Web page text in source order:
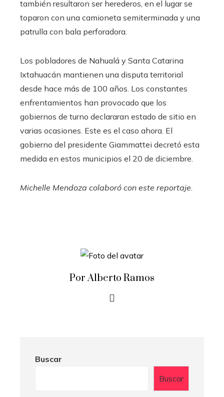
también resultaron ser herederos, en el lugar se
toparon con una camioneta semiterminada y una
patrulla con bala perforadora.
Los pobladores de Nahualá y Santa Catarina
Ixtahuacán mantienen una disputa territorial
desde hace más de 100 años. Los constantes
enfrentamientos han provocado que los
gobiernos de turno declararan estado de sitio en
varias ocasiones. Este es el caso ahora. El
gobierno del presidente Giammattei decretó esta
medida en estos municipios el 20 de diciembre.
Michelle Mendoza colaboró ​​con este reportaje.
Por Alberto Ramos
Buscar
Buscar